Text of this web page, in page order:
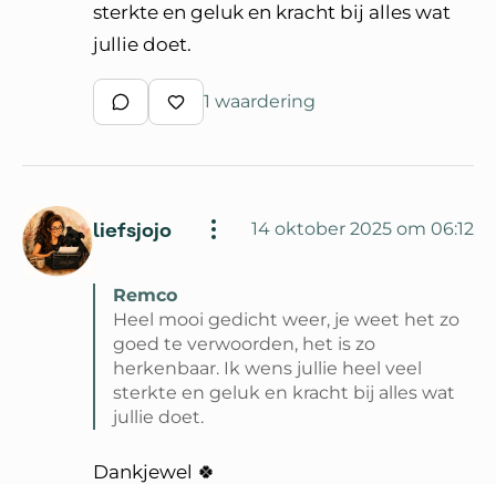
sterkte en geluk en kracht bij alles wat
jullie doet.
Schrijf een reactie
Waardeer reactie
1 waardering
liefsjojo 14 oktober 2025 om 06:12
Remco
Heel mooi gedicht weer, je weet het zo
goed te verwoorden, het is zo
herkenbaar. Ik wens jullie heel veel
sterkte en geluk en kracht bij alles wat
jullie doet.
Dankjewel 🍀